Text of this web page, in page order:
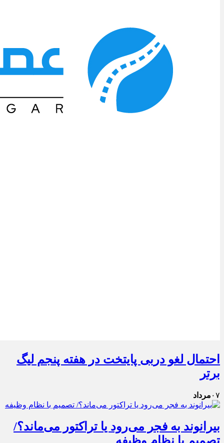
احتمال لغو دربی پایتخت در هفته پنجم لیگ
برتر
۰۷ مرداد
بیرانوند به فجر می‌رود یا تراکتور می‌ماند؟/
تصمیم با نظام وظیفه